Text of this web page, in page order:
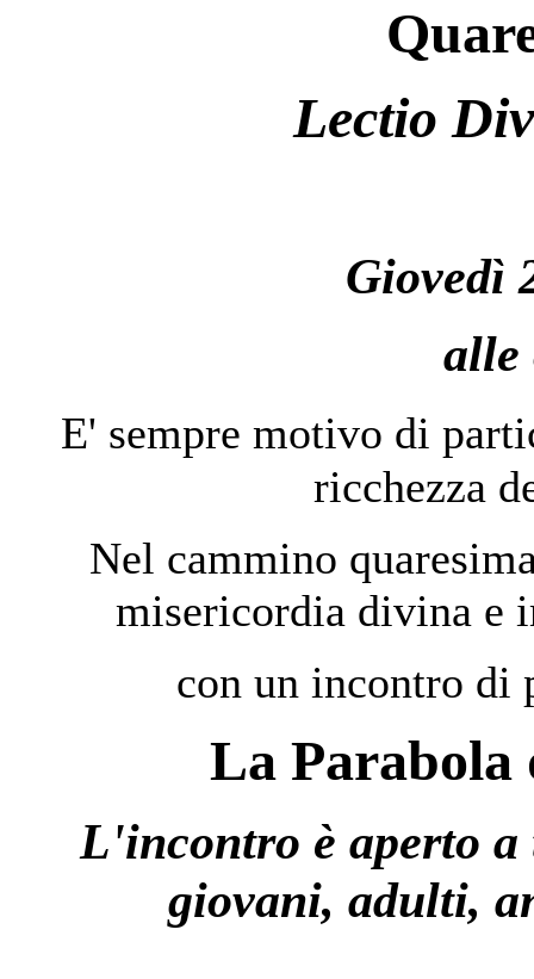
Lectio
Giovedì
alle
E' sempre motivo di
ricchezza
Nel cammino
misericordia divina e
con un incontro di
La Parabola
L'incontro è aperto
giovani, adulti,